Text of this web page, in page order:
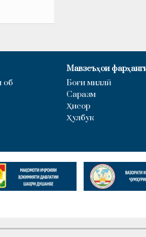
об
Мавзеъҳои
Боғи миллӣ
Саразм
Ҳисор
Ҳулбук